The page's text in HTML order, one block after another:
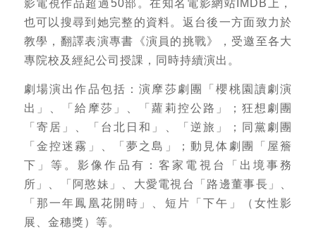
影電視作品超過50部。在知名電影網站IMDB上，
也可以搜尋到她完整的資料。返台後一方面致力於
教學，翻譯表演專書《演員的挑戰》，受邀至各大
專院校及經紀公司授課，同時持續演出。
劇場演出作品包括：演摩莎劇團「櫻桃園讀劇演
出」、「給摩莎」、「蘿莉控公路」；狂想劇團
「寄居」、「台北日和」、「逆旅」；同黨劇團
「金控迷霧」、「夢之島」；動見体劇團「屋簷
下」等。影像作品有：客家電視台「出境事務
所」、「阿憨妹」、大愛電視台「路邊董事長」、
「那一年鳳凰花開時」、短片「下午」（女性影
展、金穗獎）等。